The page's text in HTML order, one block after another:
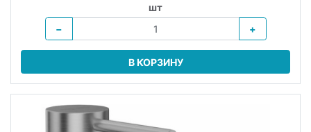
шт
−
+
В КОРЗИНУ